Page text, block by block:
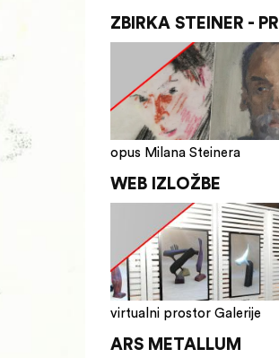
ZBIRKA STEINER -
opus Milana Steinera
WEB IZLOŽBE
virtualni prostor Galerije
ARS METALLUM